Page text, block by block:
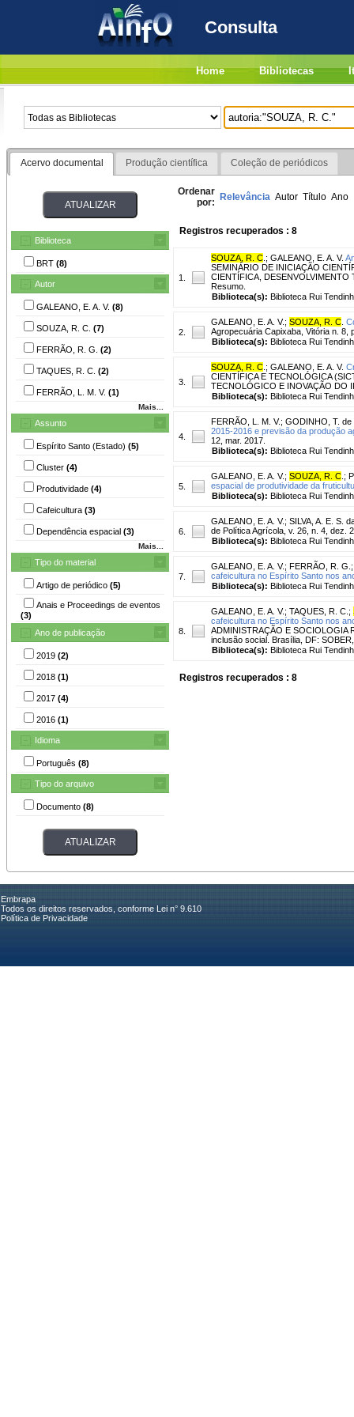
Consulta
Home Bibliotecas
Acervo documental Produção científica Coleção de periódicos
Biblioteca
BRT (8)
Autor
GALEANO, E. A. V. (8)
SOUZA, R. C. (7)
FERRÃO, R. G. (2)
TAQUES, R. C. (2)
FERRÃO, L. M. V. (1)
Mais...
Assunto
Espírito Santo (Estado) (5)
Cluster (4)
Produtividade (4)
Cafeicultura (3)
Dependência espacial (3)
Mais...
Tipo do material
Artigo de periódico (5)
Anais e Proceedings de eventos
(3)
Ano de publicação
2019 (2)
2018 (1)
2017 (4)
2016 (1)
Idioma
Português (8)
Tipo do arquivo
Documento (8)
Ordenar
por: Relevância Autor Título Ano
Registros recuperados : 8
1.
SOUZA, R. C ; GALEANO, E. A. V.
SEMINÁRIO DE INICIAÇÃO
CIENTÍFICA, DESENVOLVIMENTO
Resumo.
Biblioteca(s): Biblioteca Rui
2.
GALEANO, E. A. V.; SOUZA, R. C
Agropecuária Capixaba, Vitória n. 8,
Biblioteca(s): Biblioteca Rui
3.
SOUZA, R. C ; GALEANO, E. A. V.
CIENTÍFICA E TECNOLÓGICA
TECNOLÓGICO E INOVAÇÃO DO
Biblioteca(s): Biblioteca Rui
4.
FERRÃO, L. M. V.; GODINHO, T. de
2015-2016 e previsão da produção
12, mar. 2017.
Biblioteca(s): Biblioteca Rui
5.
GALEANO, E. A. V.; SOUZA, R. C ;
espacial de produtividade da
Biblioteca(s): Biblioteca Rui
6.
GALEANO, E. A. V.; SILVA, A. E. S.
de Política Agrícola, v. 26, n. 4, dez.
Biblioteca(s): Biblioteca Rui
7.
GALEANO, E. A. V.; FERRÃO, R. G.
cafeicultura no Espírito Santo nos
Biblioteca(s): Biblioteca Rui
8.
GALEANO, E. A. V.; TAQUES, R. C. ;
cafeicultura no Espírito Santo nos
ADMINISTRAÇÃO E SOCIOLOGIA
inclusão social. Brasília, DF:
Biblioteca(s): Biblioteca Rui
Registros recuperados : 8
Embrapa
Todos os direitos reservados, conforme Lei n° 9.610
Política de Privacidade